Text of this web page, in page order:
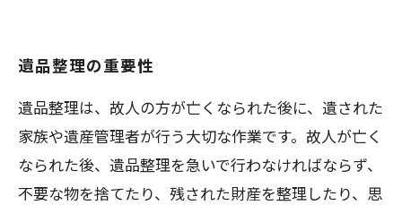
遺品整理の重要性
遺品整理は、故人の方が亡くなられた後に、遺された
家族や遺産管理者が行う大切な作業です。故人が亡く
なられた後、遺品整理を急いで行わなければならず、
不要な物を捨てたり、残された財産を整理したり、思